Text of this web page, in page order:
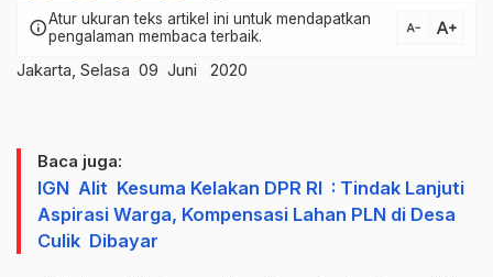
infoAtur ukuran teks artikel ini untuk mendapatkan
pengalaman membaca terbaik.
text_decrease text_increase
Jakarta, Selasa 09 Juni 2020
Baca juga:
IGN Alit Kesuma Kelakan DPR RI : Tindak Lanjuti
Aspirasi Warga, Kompensasi Lahan PLN di Desa
Culik Dibayar